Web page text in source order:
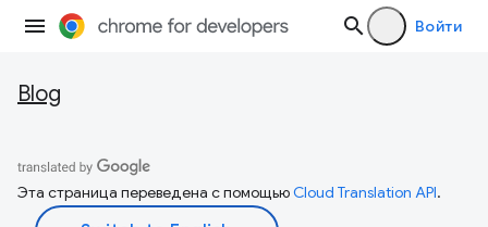
Войти
Blog
Эта страница переведена с помощьюCloud Translation API.